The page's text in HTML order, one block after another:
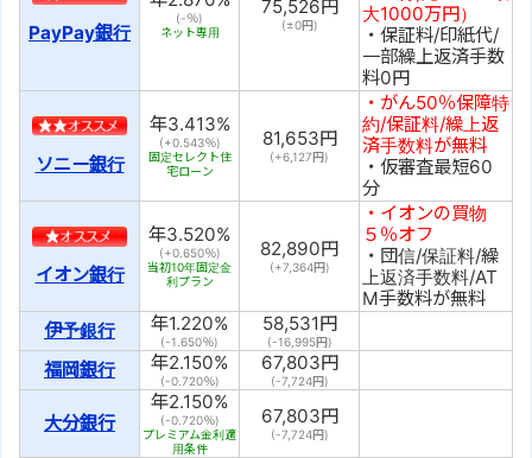
PayPay銀行
(-％)
ネット専用
75,526円
(±0円)
大1000万円）
・保証料/印紙代/
一部繰上返済手数
料0円
ソニー銀行
年3.413%
(+0.543％)
固定セレクト住
宅ローン
81,653円
(+6,127 円)
・がん50％保障特
約/保証料/繰上返
済手数料が無料
・仮審査最短60
分
イオン銀行
年3.520%
(+0.650％)
当初10年固定金
利プラン
82,890円
(+7,364円)
・イオンの買物
５％オフ
・団信/保証料/繰
上返済手数料/AT
M手数料が無料
伊予銀行
年1.220%
(-1.650％)
58,531円
(-16,995円)
福岡銀行 年2.150%
(-0.720％)
67,803円
(-7,724円)
大分銀行
年2.150%
(-0.720％)
プレミアム金利適
用条件
67,803円
(-7,724円)